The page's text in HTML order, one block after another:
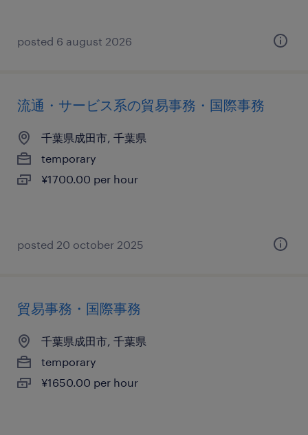
posted 6 august 2026
流通・サービス系の貿易事務・国際事務
千葉県成田市, 千葉県
temporary
¥1700.00 per hour
posted 20 october 2025
貿易事務・国際事務
千葉県成田市, 千葉県
temporary
¥1650.00 per hour